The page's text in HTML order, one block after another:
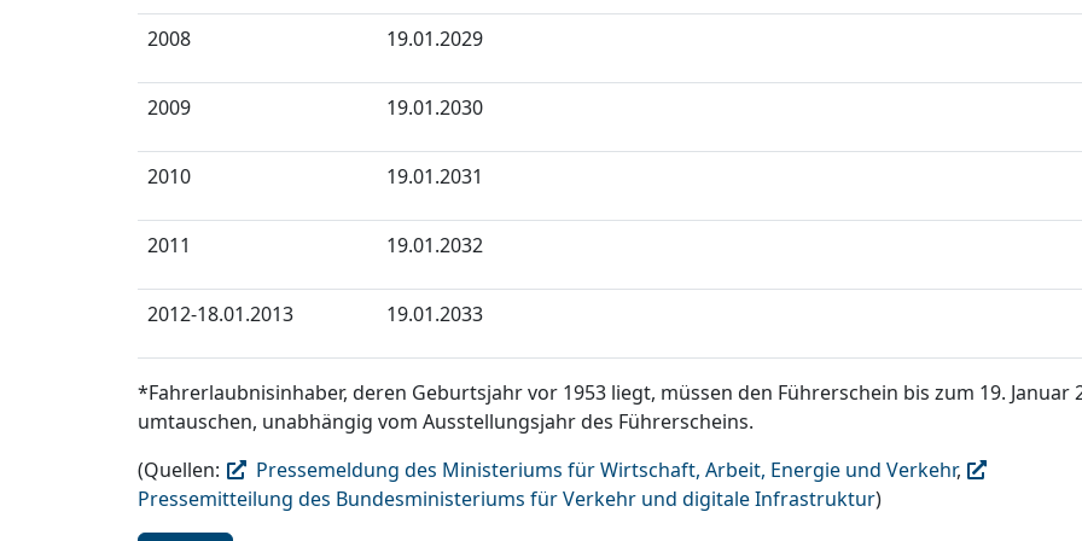
2008 19.01.2029
2009 19.01.2030
2010 19.01.2031
2011 19.01.2032
2012-18.01.2013 19.01.2033
*Fahrerlaubnisinhaber, deren Geburtsjahr vor 1953 liegt, müssen den Führerschein bis zum 19. Januar
umtauschen, unabhängig vom Ausstellungsjahr des Führerscheins.
(Quellen:
Pressemeldung des Ministeriums für Wirtschaft, Arbeit, Energie und Verkehr,
Pressemitteilung des Bundesministeriums für Verkehr und digitale Infrastruktur)